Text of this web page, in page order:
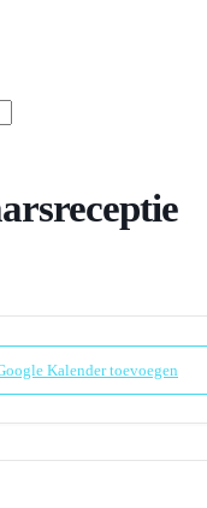
Kalender toevoegen